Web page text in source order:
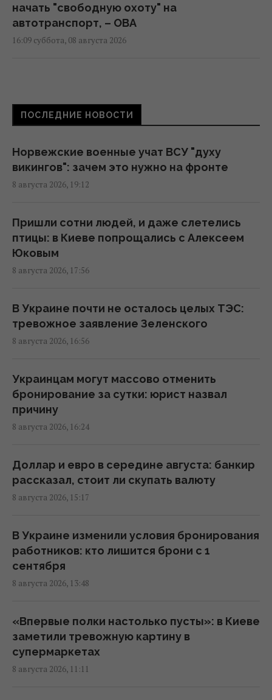
начать "свободную охоту" на
автотранспорт, – ОВА
16:09 суббота, 08 августа 2026
для этого нужно
16:03 суббота, 08 августа 2026
Зеленский: Украинская оборонка может
удвоить объемы производства, но есть
Избрание судей МУС: что случилось с
кандидатом от Украины
Россия уничтожает украинское сельское
хозяйство и саму природу Украины, –
Вучич заявил, что не видит путей для
скорейшего завершения войны в Украине
В Кировоградской области разбился
боевой вертолет: что известно
Украина согласилась не нападать на
нероссийские танкеры с нефтью в Черном
море, - Bloomberg
В России загорелись сразу два крупных
НПЗ после атаки украинских дронов
10:55 суббота, 08 августа 2026
ПОСЛЕДНИЕ НОВОСТИ
Норвежские военные учат ВСУ "духу
викингов": зачем это нужно на фронте
8 августа 2026, 19:12
Пришли сотни людей, и даже слетелись
птицы: в Киеве попрощались с Алексеем
Юковым
8 августа 2026, 17:56
В Украине почти не осталось целых ТЭС:
тревожное заявление Зеленского
8 августа 2026, 16:56
Украинцам могут массово отменить
бронирование за сутки: юрист назвал
причину
8 августа 2026, 16:24
Доллар и евро в середине августа: банкир
рассказал, стоит ли скупать валюту
8 августа 2026, 15:17
В Украине изменили условия бронирования
работников: кто лишится брони с 1
сентября
8 августа 2026, 13:48
«Впервые полки настолько пусты»: в Киеве
заметили тревожную картину в
супермаркетах
8 августа 2026, 11:11